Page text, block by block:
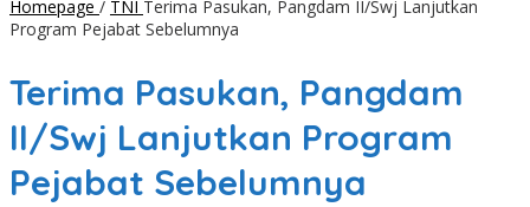
Homepage / TNI Terima Pasukan, Pangdam II/Swj Lanjutkan
Program Pejabat Sebelumnya
Terima Pasukan, Pangdam
II/Swj Lanjutkan Program
Pejabat Sebelumnya